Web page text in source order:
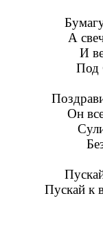
А
И
Под
Он
Пускай к